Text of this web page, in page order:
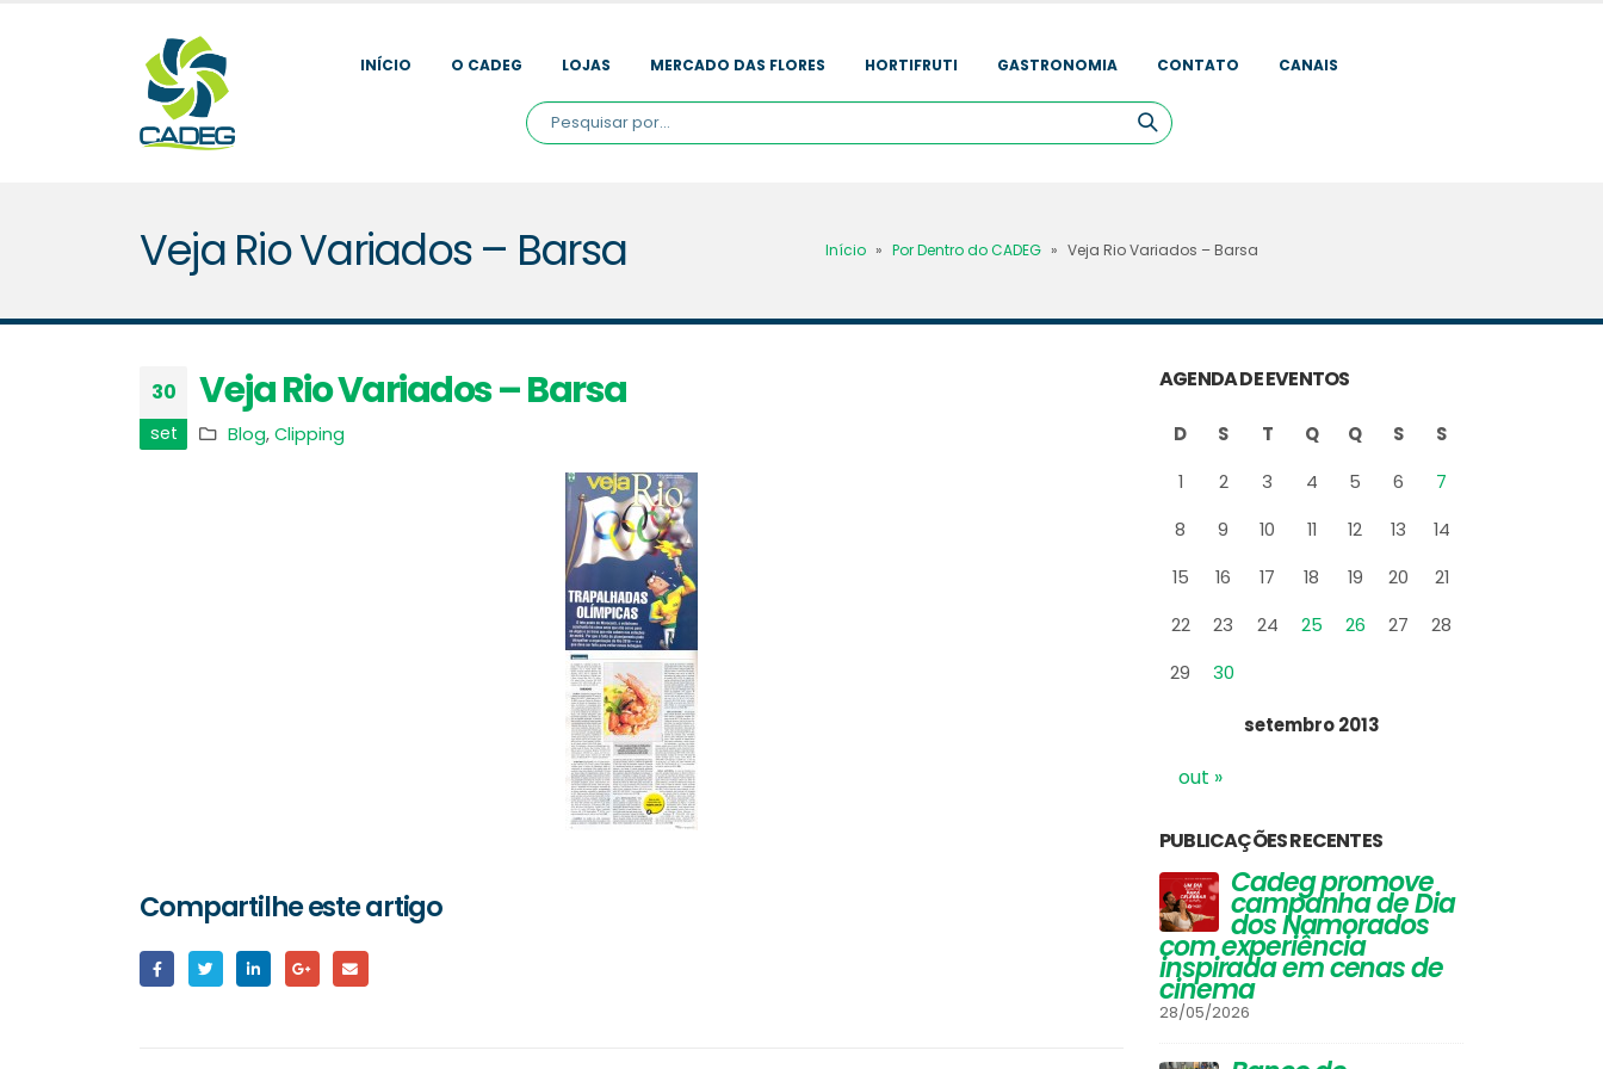
INÍCIO O CADEG LOJAS MERCADO DAS FLORES HORTIFRUTI GASTRONOMIA CONTATO CANAIS
Veja Rio Variados – Barsa Início » Por Dentro do CADEG » Veja Rio Variados – Barsa
30
set
Veja Rio Variados – Barsa
Blog,Clipping
Compartilhe este artigo
AGENDA DE EVENTOS
setembro 2013
D S T Q Q S
S
1
2 3 4 5 6
7
8
9 10 11 12 13
14
15
16 17 18 19 20
21
22
23 24 25 26 27
28
29
30
out »
PUBLICAÇÕES RECENTES
campanha de Dia
dos Namorados
com experiência
inspirada em cenas de
cinema
Vinhos que
Harmonizam com
Queijos: Um Guia
Completo para
Apreciadores
30/03/2026